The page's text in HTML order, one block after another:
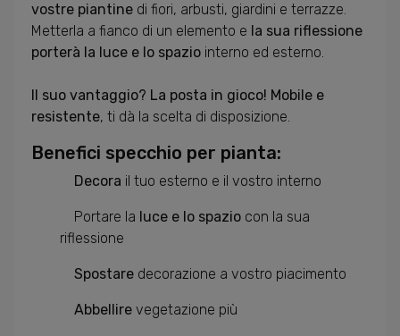
vostre piantine di fiori, arbusti, giardini e terrazze.
Metterla a fianco di un elemento e la sua riflessione
porterà la luce e lo spazio interno ed esterno.
Il suo vantaggio? La posta in gioco! Mobile e
resistente, ti dà la scelta di disposizione.
Benefici specchio per pianta:
Decora il tuo esterno e il vostro interno
Portare la luce e lo spazio con la sua
riflessione
Spostare decorazione a vostro piacimento
Abbellire vegetazione più